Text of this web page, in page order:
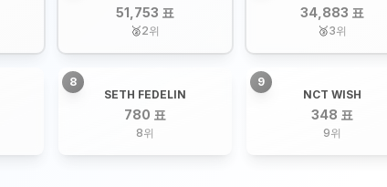
51,753 표
🥈2위
34,883 표
🥉3위
8
SETH FEDELIN
780 표
8위
9
NCT WISH
348 표
9위